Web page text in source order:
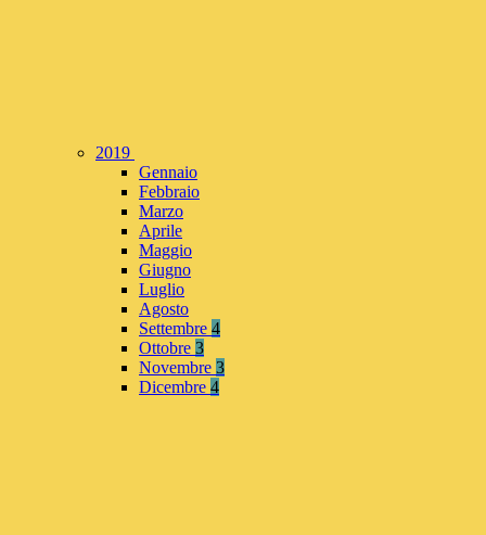
2019
Gennaio
Febbraio
Marzo
Aprile
Maggio
Giugno
Luglio
Agosto
Settembre 4
Ottobre 3
Novembre 3
Dicembre 4